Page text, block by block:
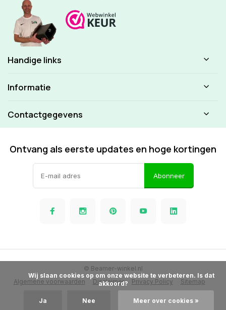
Handige links
Informatie
Contactgegevens
Ontvang als eerste updates en hoge kortingen
Abonneer
Algemene voorwaarden Disclaimer Privacy Policy Sitemap
© Beamer-winkel.nl
akkoord?
Ja Nee Meer over cookies »